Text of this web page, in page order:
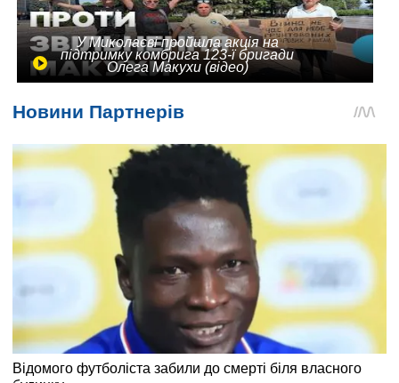
У Миколаєві пройшла акція на
підтримку комбрига 123-ї бригади
Олега Макухи (відео)